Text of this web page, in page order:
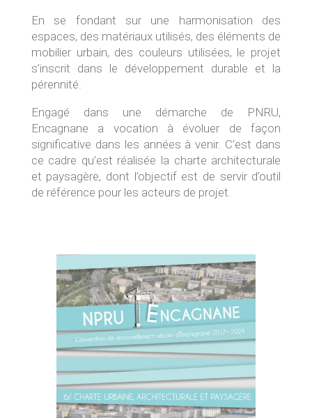
En se fondant sur une harmonisation des
espaces, des matériaux utilisés, des éléments de
mobilier urbain, des couleurs utilisées, le projet
s’inscrit dans le développement durable et la
pérennité.
Engagé dans une démarche de PNRU,
Encagnane a vocation à évoluer de façon
significative dans les années à venir. C’est dans
ce cadre qu’est réalisée la charte architecturale
et paysagère, dont l’objectif est de servir d’outil
de référence pour les acteurs de projet.